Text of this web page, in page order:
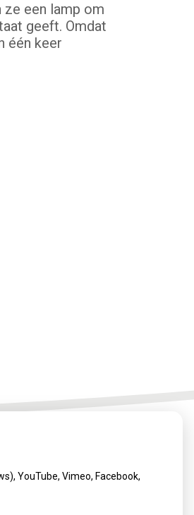
ze een lamp om
geeft. Omdat
één keer
YouTube, Vimeo, Facebook,